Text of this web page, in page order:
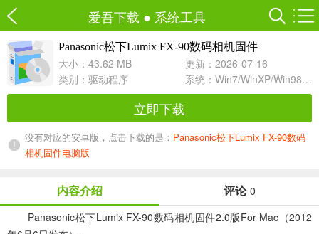
爱吾下载 ● 系统工具
Panasonic松下Lumix FX-90数码相机固件
2.0 For Mac
大小：43.62 MB
更新：2026-07-16
类别： 驱动程序 系统：Win7/WinXP/Win98/Win8/Win10兼容软件
立即下载
没有对应的安卓版，点击下载的是： Panasonic松下Lumix FX-90数码
相机固件电脑版
内容介绍 评论 0
Panasonic松下Lumix FX-90数码相机固件2.0版For Mac（2012